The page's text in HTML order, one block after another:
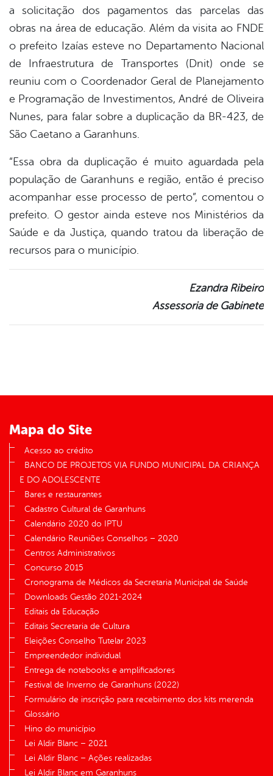
a solicitação dos pagamentos das parcelas das
obras na área de educação. Além da visita ao FNDE
o prefeito Izaías esteve no Departamento Nacional
de Infraestrutura de Transportes (Dnit) onde se
reuniu com o Coordenador Geral de Planejamento
e Programação de Investimentos, André de Oliveira
Nunes, para falar sobre a duplicação da BR-423, de
São Caetano a Garanhuns.
“Essa obra da duplicação é muito aguardada pela
população de Garanhuns e região, então é preciso
acompanhar esse processo de perto”, comentou o
prefeito. O gestor ainda esteve nos Ministérios da
Saúde e da Justiça, quando tratou da liberação de
recursos para o município.
Ezandra Ribeiro
Assessoria de Gabinete
Mapa do Site
Acesso ao crédito
BANCO DE PROJETOS VIA FUNDO MUNICIPAL DA CRIANÇA
E DO ADOLESCENTE
Bares e restaurantes
Cadastro Cultural de Garanhuns
Calendário 2020 do IPTU
Calendário Reuniões Conselhos – 2020
Centros Administrativos
Concurso 2015
Cronograma de Médicos da Secretaria Municipal de Saúde
Downloads Gestão 2021-2024
Editais da Educação
Editais Secretaria de Cultura
Eleições Conselho Tutelar 2023
Empreendedor individual
Entrega de notebooks e amplificadores
Festival de Inverno de Garanhuns (2022)
Formulário de inscrição para recebimento dos kits merenda
Glossário
Hino do município
Lei Aldir Blanc – 2021
Lei Aldir Blanc – Ações realizadas
Lei Aldir Blanc em Garanhuns